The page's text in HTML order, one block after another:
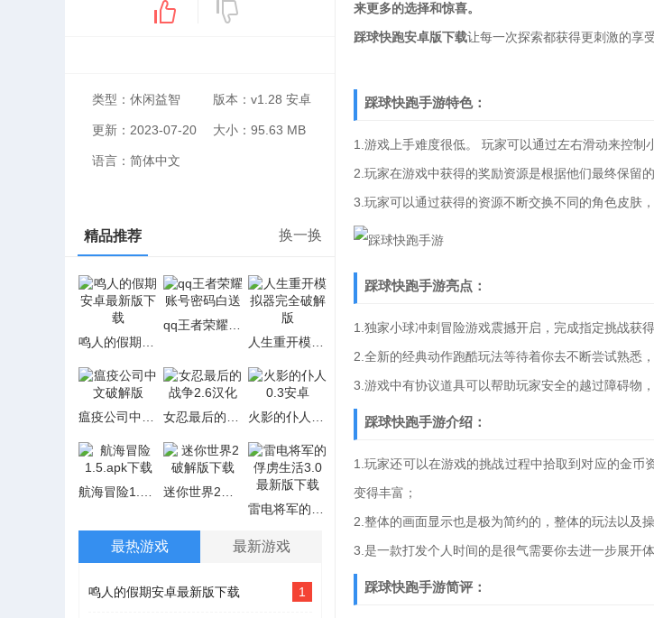
类型：休闲益智 版本：v1.28 安卓
更新：2023-07-20 大小：95.63 MB
语言：简体中文
换一换
精品推荐
最热游戏 最新游戏
1
鸣人的假期安卓最新版下载
来更多的选择和惊喜。
踩球快跑安卓版下载让每一次探索都获得更刺激的享
踩球快跑手游特色：
1.游戏上手难度很低。 玩家可以通过左右滑动来控制
2.玩家在游戏中获得的奖励资源是根据他们最终保留
3.玩家可以通过获得的资源不断交换不同的角色皮肤
踩球快跑手游亮点：
1.独家小球冲刺冒险游戏震撼开启，完成指定挑战获
2.全新的经典动作跑酷玩法等待着你去不断尝试熟悉
3.游戏中有协议道具可以帮助玩家安全的越过障碍物
踩球快跑手游介绍：
1.玩家还可以在游戏的挑战过程中拾取到对应的金
变得丰富；
2.整体的画面显示也是极为简约的，整体的玩法以及
3.是一款打发个人时间的是很气需要你去进一步展开
踩球快跑手游简评：